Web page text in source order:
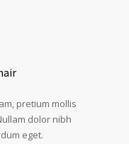
pretium mollis
dolor nibh
eget.